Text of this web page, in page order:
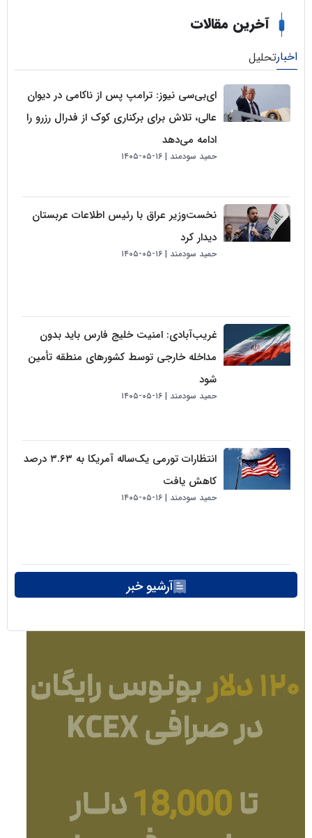
آخرین مقالات
ای‌بی‌سی نیوز: ترامپ پس از ناکامی در دیوان
عالی، تلاش برای برکناری کوک از فدرال رزرو را
ادامه می‌دهد
حمید سودمند ۱۶-۰۵-۱۴۰۵
نخست‌وزیر عراق با رئیس اطلاعات عربستان
دیدار کرد
حمید سودمند ۱۶-۰۵-۱۴۰۵
غریب‌آبادی: امنیت خلیج فارس باید بدون
مداخله خارجی توسط کشورهای منطقه تأمین
حمید سودمند ۱۶-۰۵-۱۴۰۵
انتظارات تورمی یک‌ساله آمریکا به ۳.۶۳ درصد
کاهش یافت
حمید سودمند ۱۶-۰۵-۱۴۰۵
آرشیو خبر